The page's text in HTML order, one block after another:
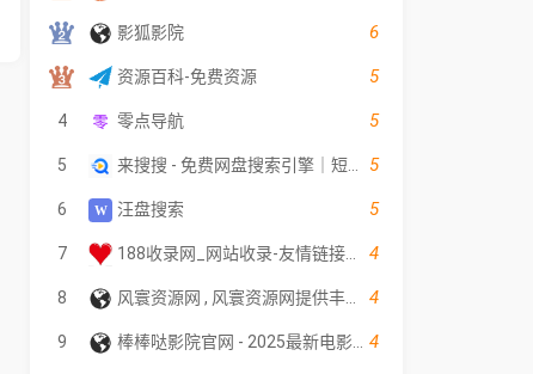
影狐影院 6
资源百科-免费资源 5
4 零点导航 5
5 5
6 汪盘搜索 5
7 4
8 4
9 4